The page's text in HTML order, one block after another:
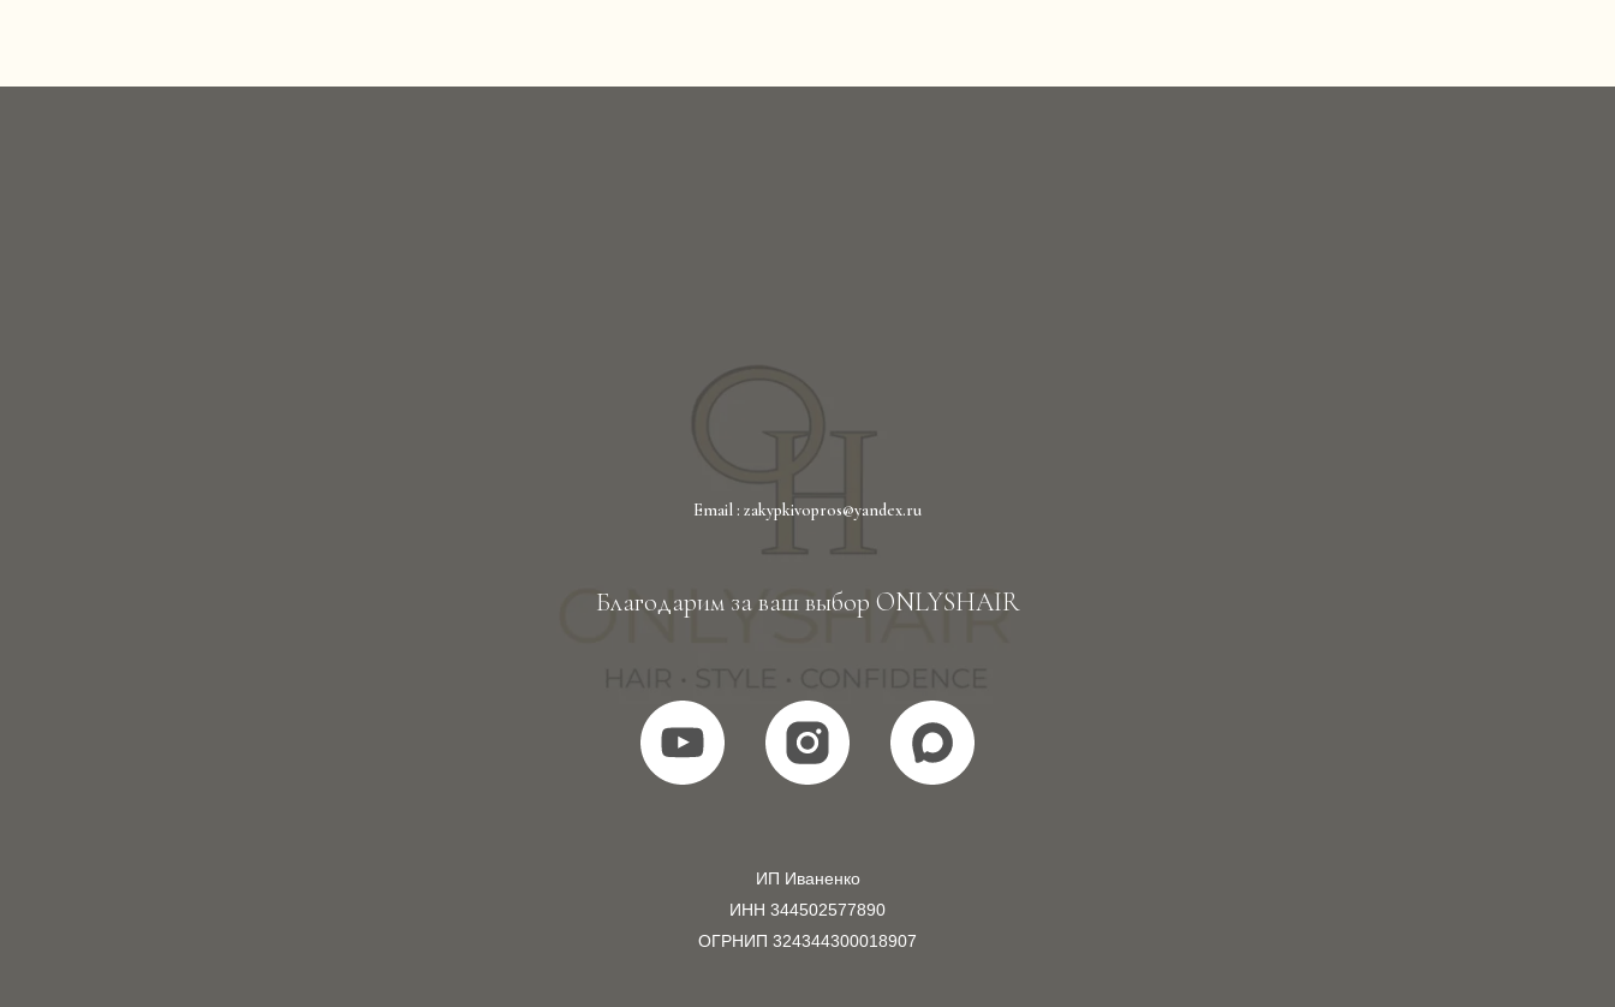
Email : zakypkivopros@yandex.ru
Благодарим за ваш выбор ONLYSHAIR
ИП Иваненко
ИНН 344502577890
ОГРНИП 324344300018907